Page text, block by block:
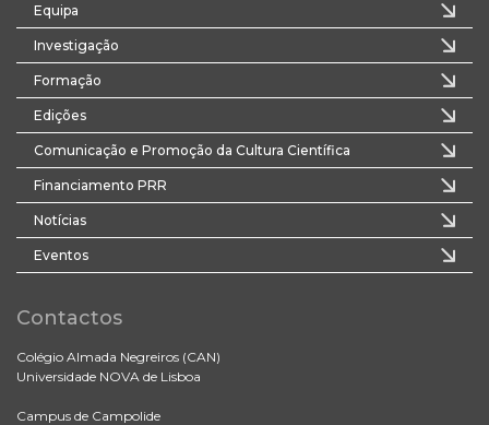
Equipa
Investigação
Formação
Edições
Comunicação e Promoção da Cultura Científica
Financiamento PRR
Notícias
Eventos
Contactos
Colégio Almada Negreiros (CAN)
Universidade NOVA de Lisboa
Campus de Campolide